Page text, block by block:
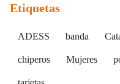
Etiquetas
ADESS banda
chiperos Mujeres